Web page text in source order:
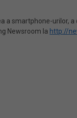
a smartphone-urilor,
Newsroom la http://